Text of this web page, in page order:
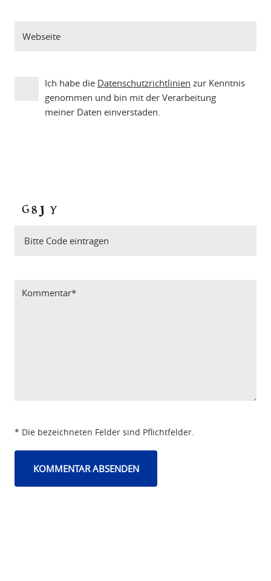
Ich habe die Datenschutzrichtlinien zur Kenntnis
genommen und bin mit der Verarbeitung
meiner Daten einverstaden.
* Die bezeichneten Felder sind Pflichtfelder.